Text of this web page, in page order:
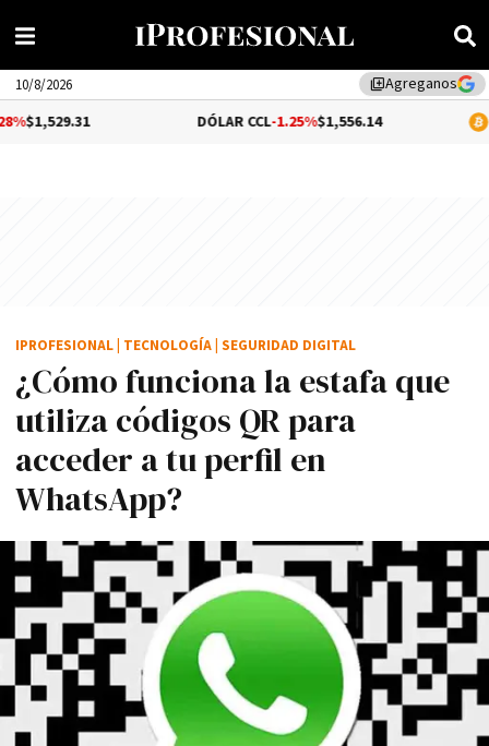
library_addAgreganos
10/8/2026
DÓLAR CCL-1.25%$1,556.14 BITCOIN
¿Cómo funciona la estafa que
utiliza códigos QR para
acceder a tu perfil en
WhatsApp?
IPROFESIONAL TECNOLOGÍA SEGURIDAD DIGITAL